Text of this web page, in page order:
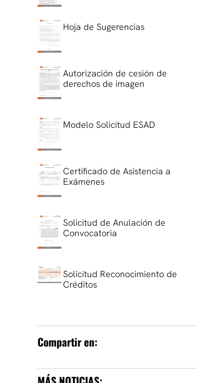
Hoja de Sugerencias
Autorización de cesión de
derechos de imagen
Modelo Solicitud ESAD
Certificado de Asistencia a
Exámenes
Solicitud de Anulación de
Convocatoria
Solicitud Reconocimiento de
Créditos
Compartir en: